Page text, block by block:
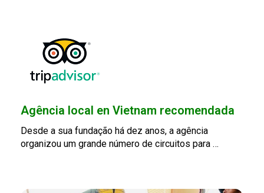
Agência local en Vietnam recomendada
Desde a sua fundação há dez anos, a agência
organizou um grande número de circuitos para …